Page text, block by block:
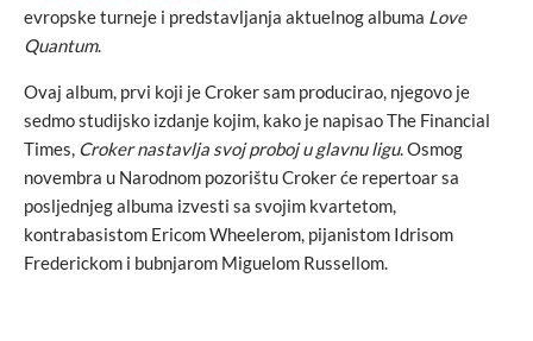
evropske turneje i predstavljanja aktuelnog albuma Love
Quantum.
Ovaj album, prvi koji je Croker sam producirao, njegovo je
sedmo studijsko izdanje kojim, kako je napisao The Financial
Times, Croker nastavlja svoj proboj u glavnu ligu. Osmog
novembra u Narodnom pozorištu Croker će repertoar sa
posljednjeg albuma izvesti sa svojim kvartetom,
kontrabasistom Ericom Wheelerom, pijanistom Idrisom
Frederickom i bubnjarom Miguelom Russellom.